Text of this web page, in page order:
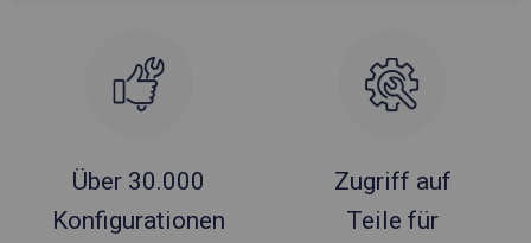
Über 30.000
Konfigurationen
Zugriff auf
Teile für